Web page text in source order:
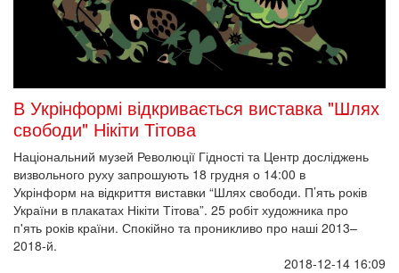
В Укрінформі відкривається виставка "Шлях
свободи" Нікіти Тітова
Національний музей Революції Гідності та Центр досліджень
визвольного руху запрошують 18 грудня о 14:00 в
Укрінформ на відкриття виставки “Шлях свободи. П’ять років
України в плакатах Нікіти Тітова”. 25 робіт художника про
п'ять років країни. Спокійно та проникливо про наші 2013–
2018-й.
2018-12-14 16:09